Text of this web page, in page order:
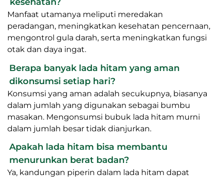
Manfaat utamanya meliputi meredakan
peradangan, meningkatkan kesehatan pencernaan,
mengontrol gula darah, serta meningkatkan fungsi
otak dan daya ingat.
Berapa banyak lada hitam yang aman
dikonsumsi setiap hari?
Konsumsi yang aman adalah secukupnya, biasanya
dalam jumlah yang digunakan sebagai bumbu
masakan. Mengonsumsi bubuk lada hitam murni
dalam jumlah besar tidak dianjurkan.
Apakah lada hitam bisa membantu
menurunkan berat badan?
Ya, kandungan piperin dalam lada hitam dapat